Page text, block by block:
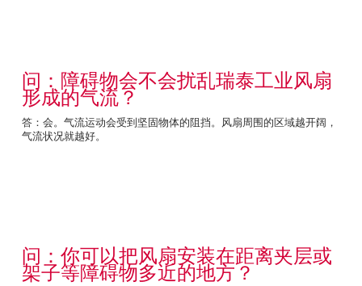
问：障碍物会不会扰乱瑞泰工业风扇
形成的气流？
答：会。气流运动会受到坚固物体的阻挡。风扇周围的区域越开阔，
气流状况就越好。
问：你可以把风扇安装在距离夹层或
架子等障碍物多近的地方？